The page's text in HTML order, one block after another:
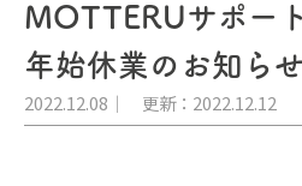
2022.12.08 更新：2022.12.12
MOTTERUサポー
年始休業のお知ら